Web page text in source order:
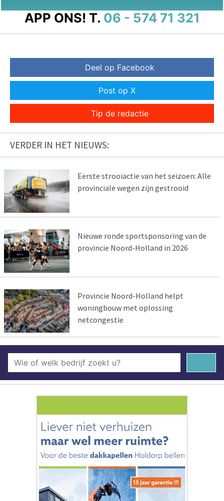
APP ONS! T. 06 - 574 71 321
Deel op Facebook
Post op X
Tip de redactie
VERDER IN HET NIEUWS:
Eerste strooiactie van het seizoen: Alle
provinciale wegen zijn gestrooid
Nieuwe ronde sportsponsoring van de
provincie Noord-Holland in 2026
Provincie Noord-Holland helpt
woningbouw met oplossing
netcongestie